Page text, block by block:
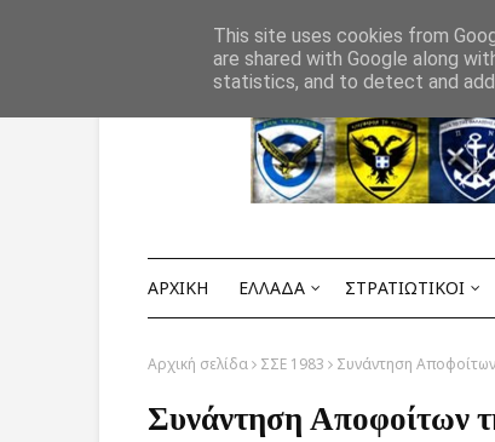
ΑΡΧΙΚΗ ΕΛΛΑΔΑ ΣΤΡΑΤΙΩΤΙΚΟΙ
Αρχική σελίδα ΣΣΕ 1983 Συνάντηση
Συνάντηση Αποφοίτων
This site uses cookies from
are shared with Google along
statistics, and to detect and